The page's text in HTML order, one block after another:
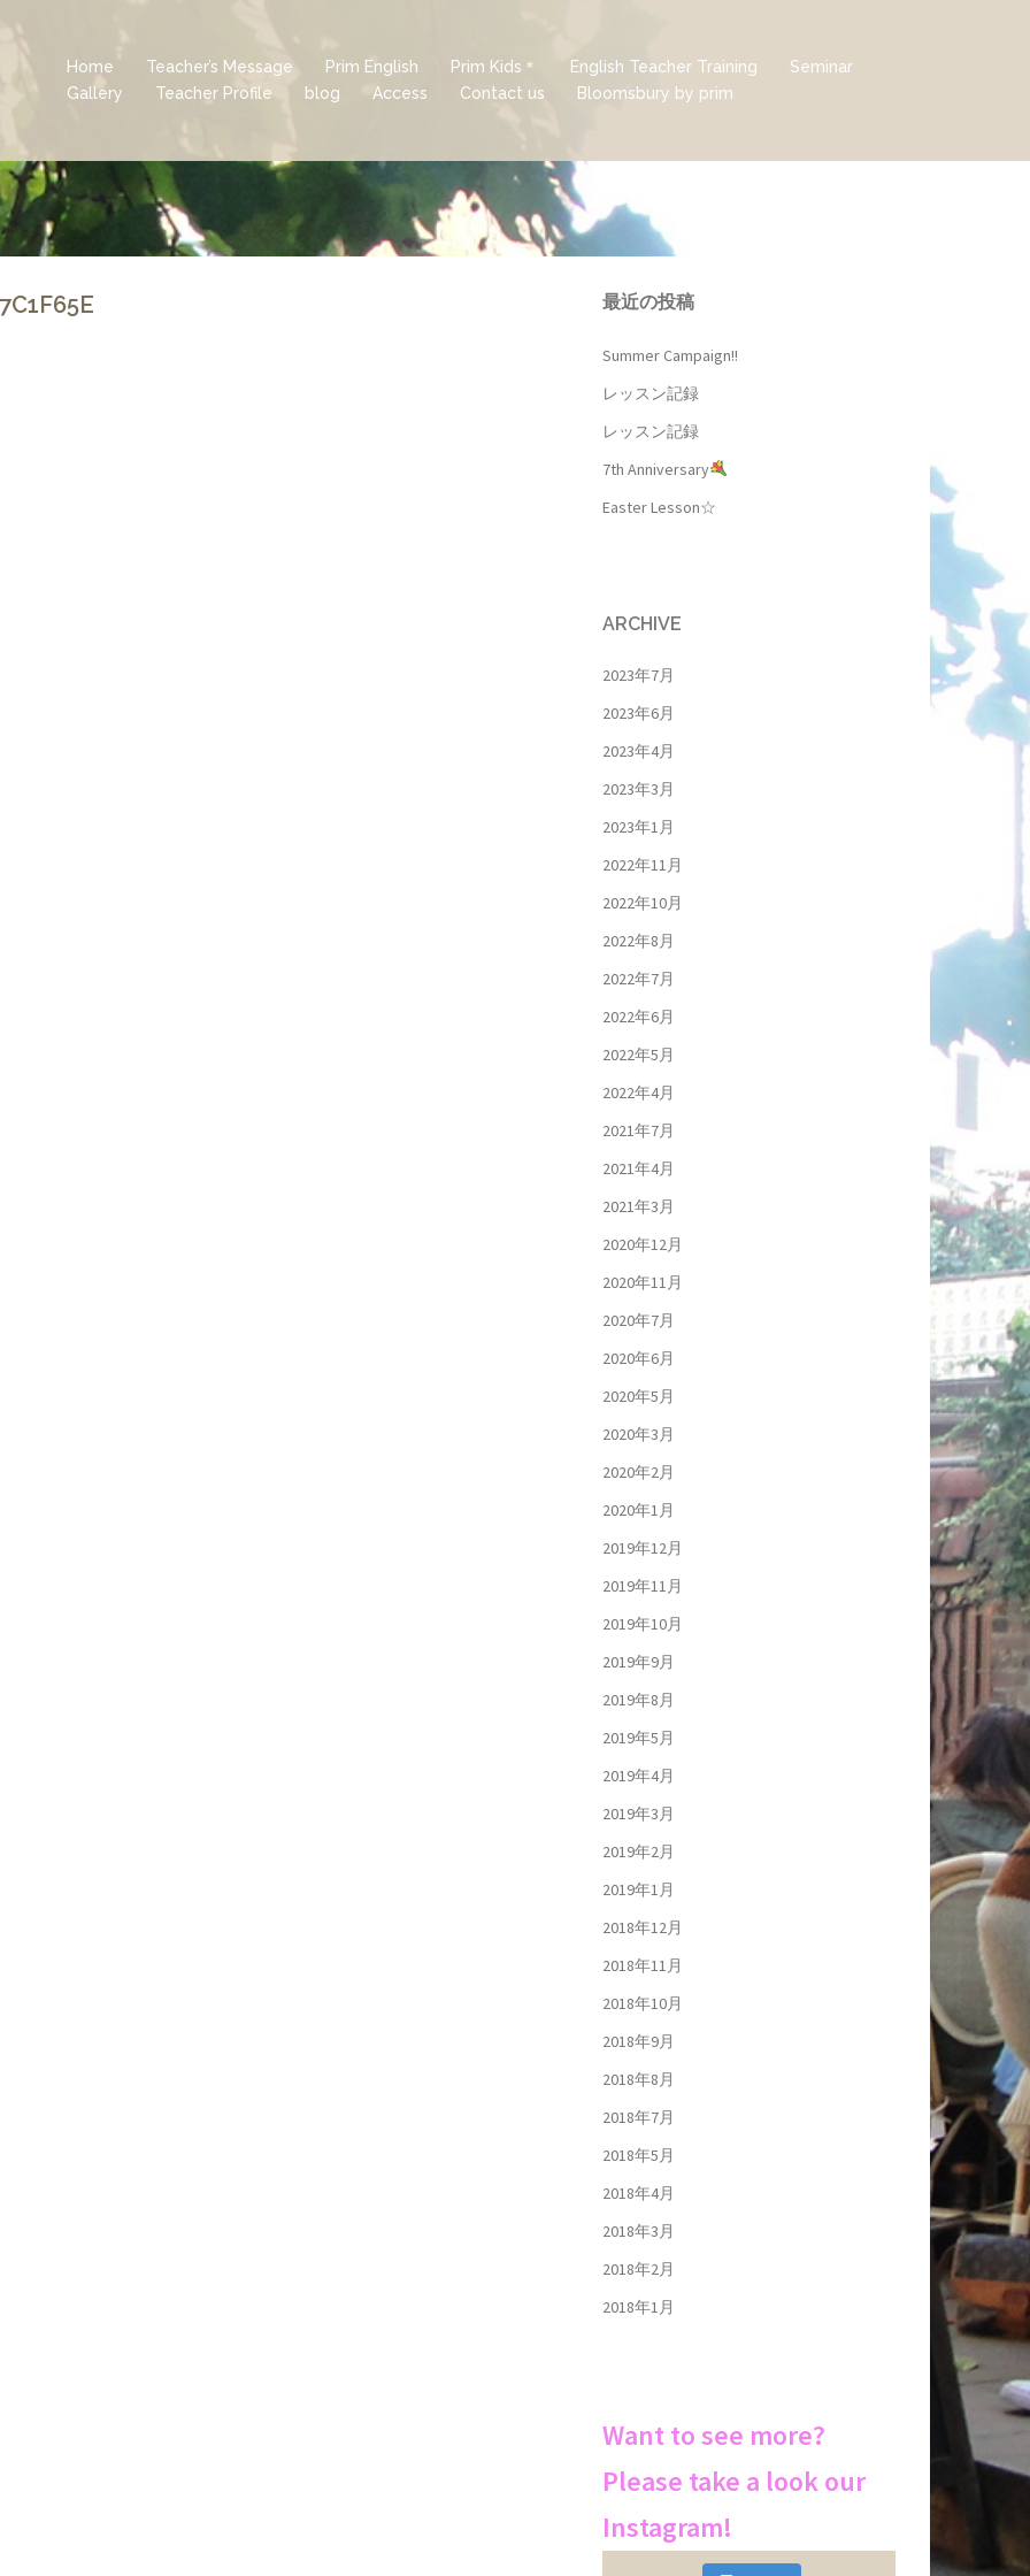
Home Teacher’s Message Prim English Prim Kids＊ English Teacher Training
Seminar
Gallery
Teacher Profile blog Access Contact us Bloomsbury by prim
最近の投稿
Summer Campaign!!
レッスン記録
レッスン記録
7th Anniversary
Easter Lesson☆
ARCHIVE
2023年7月
2023年6月
2023年4月
2023年3月
2023年1月
2022年11月
2022年10月
2022年8月
2022年7月
2022年6月
2022年5月
2022年4月
2021年7月
2021年4月
2021年3月
2020年12月
2020年11月
2020年7月
2020年6月
2020年5月
2020年3月
2020年2月
2020年1月
2019年12月
2019年11月
2019年10月
2019年9月
2019年8月
2019年5月
2019年4月
2019年3月
2019年2月
2019年1月
2018年12月
2018年11月
2018年10月
2018年9月
2018年8月
2018年7月
2018年5月
2018年4月
2018年3月
2018年2月
2018年1月
Want to see more?
Please take a look our
Instagram!